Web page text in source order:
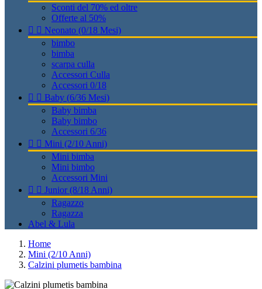
Sconti del 70% ed oltre
Offerte al 50%
  Neonato (0/18 Mesi)
bimbo
bimba
scarpa culla
Accessori Culla
Accessori 0/18
  Baby (6/36 Mesi)
Baby bimba
Baby bimbo
Accessori 6/36
  Mini (2/10 Anni)
Mini bimba
Mini bimbo
Accessori Mini
  Junior (8/18 Anni)
Ragazzo
Ragazza
Abel & Lula
Home
Mini (2/10 Anni)
Calzini plumetis bambina